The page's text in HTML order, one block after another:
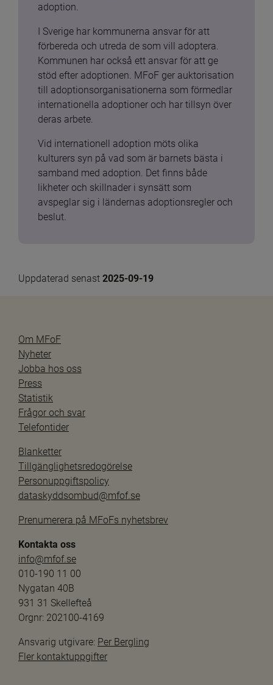
adoption.
I Sverige har kommunerna ansvar för att
förbereda och utreda de som vill adoptera.
Kommunen har också ett ansvar för att ge
stöd efter adoptionen. MFoF ger auktorisation
till adoptionsorganisationerna som förmedlar
internationella adoptioner och har tillsyn över
deras arbete.
Vid internationell adoption möts olika
kulturers syn på vad som är barnets bästa i
samband med adoption. Det finns både
likheter och skillnader i synsätt som
avspeglar sig i ländernas adoptionsregler och
beslut.
Uppdaterad senast 2025-09-19
Om MFoF
Nyheter
Jobba hos oss
Press
Statistik
Frågor och svar
Telefontider
Blanketter
Tillgänglighetsredogörelse
Personuppgiftspolicy
dataskyddsombud@mfof.se
Prenumerera på MFoFs nyhetsbrev
Kontakta oss
info@mfof.se
010-190 11 00
Nygatan 40B
931 31 Skellefteå
Orgnr: 202100-4169
Ansvarig utgivare: Per Bergling
Fler kontaktuppgifter